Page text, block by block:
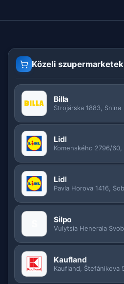
Közeli szupermarketek
Billa
Strojárska 1883, Snina
Lidl
Lidl
Silpo
Kaufland